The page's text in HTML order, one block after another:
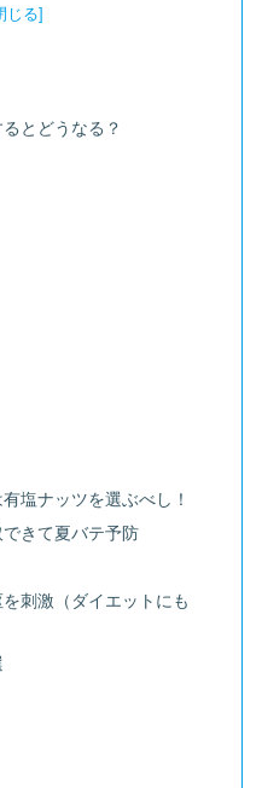
とどうなる？
塩ナッツを選ぶべし！
きて夏バテ予防
刺激（ダイエットにも